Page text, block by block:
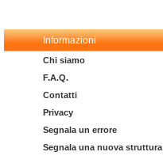
Informazioni
Chi siamo
F.A.Q.
Contatti
Privacy
Segnala un errore
Segnala una nuova struttura